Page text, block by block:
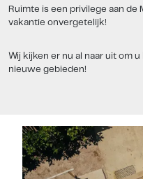
Ruimte is een privilege aan
vakantie onvergetelijk!
Wij kijken er nu al naar uit om
nieuwe gebieden!